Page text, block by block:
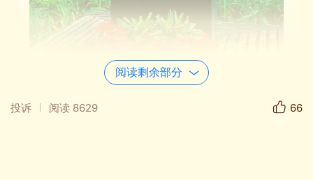
阅读剩余部分
投诉 阅读 8629 66